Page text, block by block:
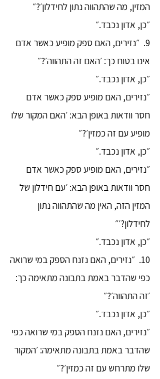
המזין, מה שהתהווה נתון לחידלון׳?״
״כן, אדון נכבד.״
9. ״נזירים, האם ספק מופיע כאשר אדם
אינו בטוח כך: ׳האם זה התהווה׳?״
״כן, אדון נכבד.״
״נזירים, האם מופיע ספק כאשר אדם
חסר וודאות באופן הבא: ׳האם המקור שלו
מופיע עם זה כמזין׳?״
״כן, אדון נכבד.״
״נזירים, האם מופיע ספק כאשר אדם
חסר וודאות באופן הבא: ׳עם חידלון של
המזין הזה, האין מה שהתהווה נתון
לחידלון?׳״
״כן, אדון נכבד.״
10. ״נזירים, האם נזנח הספק במי שרואה
כפי שהדבר באמת בתבונה מתאימה כך:
׳זה התהווה׳?״
״כן, אדון נכבד.״
״נזירים, האם נזנח הספק במי שרואה כפי
שהדבר באמת בתבונה מתאימה: ׳המקור
שלו מתרחש עם זה כמזין׳?״